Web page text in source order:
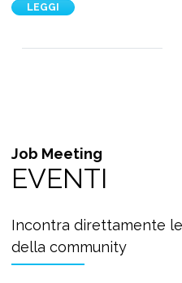
LEGGI
Job Meeting
EVENTI
Incontra direttamente
della community